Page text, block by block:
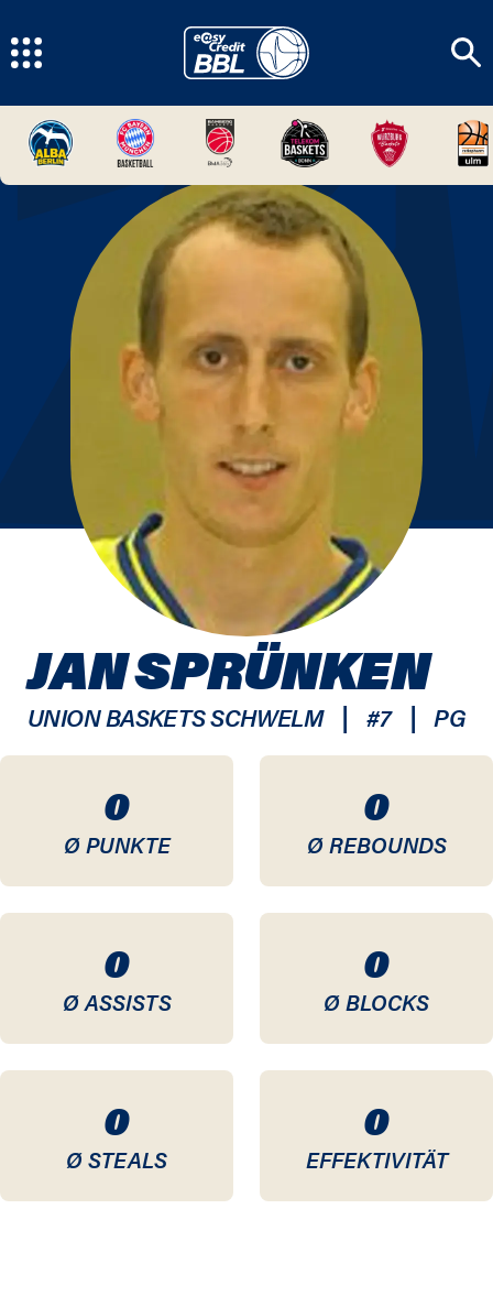
0
Ø PUNKTE
0
Ø REBOUNDS
0
Ø ASSISTS
0
Ø BLOCKS
0
Ø STEALS
0
EFFEKTIVITÄT
JAN SPRÜNKEN
UNION BASKETS SCHWELM | #7 | PG